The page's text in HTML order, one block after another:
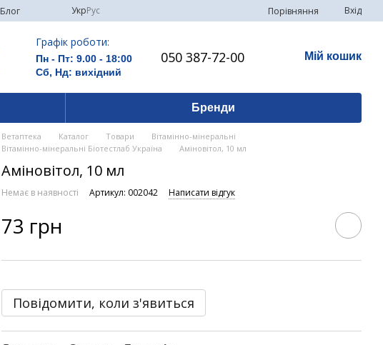
Блог УкрРус Порівняння Вхід
Графік роботи:
Пн - Пт: 9.00 - 18:00
Сб, Нд: вихідний
050 387-72-00 Мій кошик
Бренди
Ветаптека Каталог Товари
Вітамінно-мінеральні
Вітамінно-мінеральні Біотестлаб Україна
Аміновітол, 10 мл
Аміновітол, 10 мл
Немає в наявності Артикул: 002042 Написати відгук
73 грн
Повідомити, коли з'явиться